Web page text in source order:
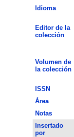
Idioma
Editor de la
colección
Volumen de
la colección
ISSN
Área
Notas
Insertado
por